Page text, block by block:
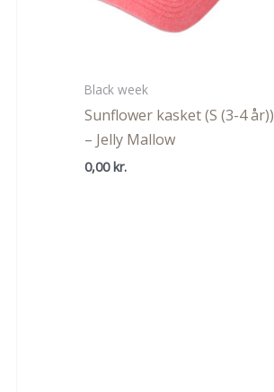
Black week
Sunflower kasket (S (3-4 år))
– Jelly Mallow
0,00 kr.